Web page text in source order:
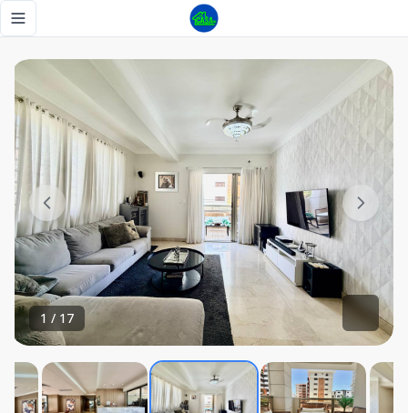
Toggle navigation menu
1 / 17
Apartamento Familiar en Venta, Naco - Tu Casa RD